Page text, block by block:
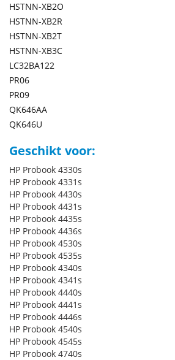
HSTNN-XB2O
HSTNN-XB2R
HSTNN-XB2T
HSTNN-XB3C
LC32BA122
PR06
PR09
QK646AA
QK646U
Geschikt voor:
HP Probook 4330s
HP Probook 4331s
HP Probook 4430s
HP Probook 4431s
HP Probook 4435s
HP Probook 4436s
HP Probook 4530s
HP Probook 4535s
HP Probook 4340s
HP Probook 4341s
HP Probook 4440s
HP Probook 4441s
HP Probook 4446s
HP Probook 4540s
HP Probook 4545s
HP Probook 4740s